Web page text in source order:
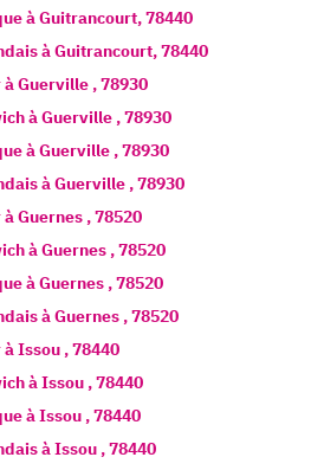
àGuitrancourt,78440
àGuitrancourt,78440
àGuerville ,78930
àGuerville ,78930
àGuerville ,78930
àGuerville ,78930
àGuernes ,78520
àGuernes ,78520
àGuernes ,78520
àGuernes ,78520
àIssou ,78440
àIssou ,78440
àIssou ,78440
àIssou ,78440